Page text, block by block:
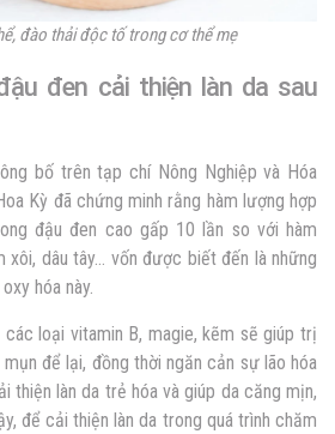
đào thải độc tố trong cơ thể mẹ
đen cải thiện làn da sau
bố trên tạp chí Nông Nghiệp và Hóa
Kỳ đã chứng minh rằng hàm lượng hợp
đậu đen cao gấp 10 lần so với hàm
xôi, dâu tây… vốn được biết đến là những
hóa này.
các loại vitamin B, magie, kẽm sẽ giúp trị
để lại, đồng thời ngăn cản sự lão hóa
thiện làn da trẻ hóa và giúp da căng mịn,
để cải thiện làn da trong quá trình chăm